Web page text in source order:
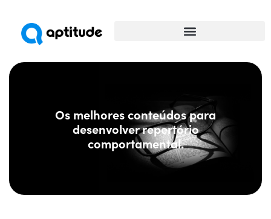
Os melhores conteúdos para
desenvolver repertório
comportamental.